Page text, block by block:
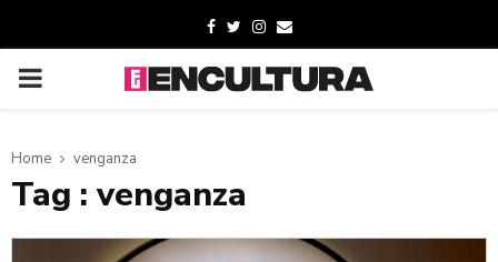
Home venganza
Tag : venganza